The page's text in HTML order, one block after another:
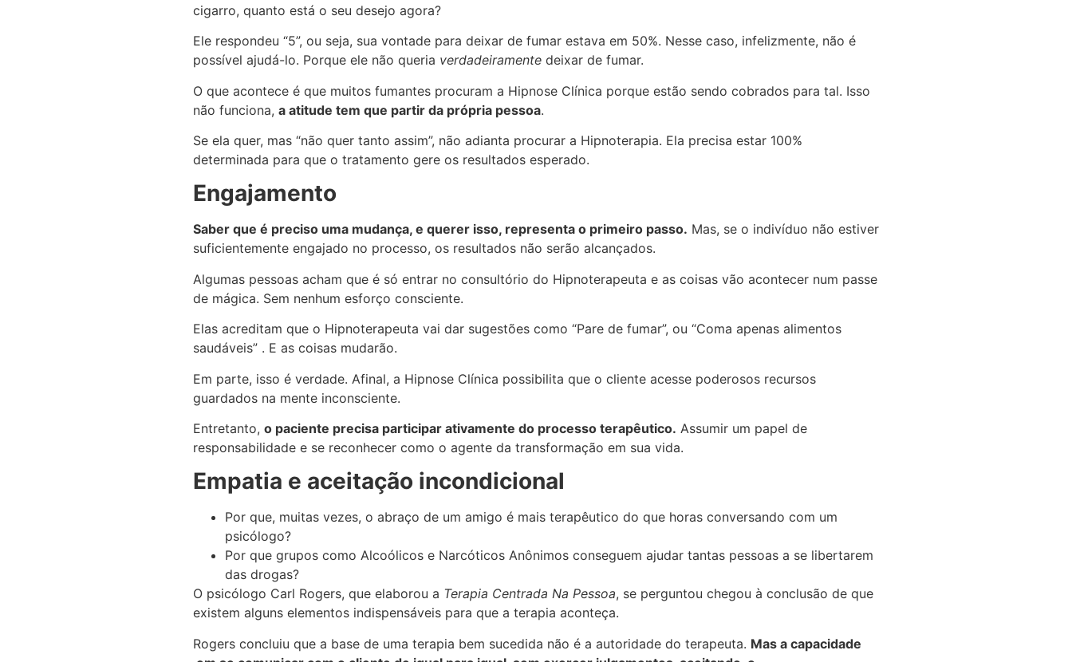
cigarro, quanto está o seu desejo agora?
Ele respondeu “5”, ou seja, sua vontade para deixar de fumar estava em 50%. Nesse caso, infelizmente, não é
possível ajudá-lo. Porque ele não queria verdadeiramente deixar de fumar.
O que acontece é que muitos fumantes procuram a Hipnose Clínica porque estão sendo cobrados para tal. Isso
não funciona, a atitude tem que partir da própria pessoa.
Se ela quer, mas “não quer tanto assim”, não adianta procurar a Hipnoterapia. Ela precisa estar 100%
determinada para que o tratamento gere os resultados esperado.
Engajamento
Saber que é preciso uma mudança, e querer isso, representa o primeiro passo. Mas, se o indivíduo não estiver
suficientemente engajado no processo, os resultados não serão alcançados.
Algumas pessoas acham que é só entrar no consultório do Hipnoterapeuta e as coisas vão acontecer num passe
de mágica. Sem nenhum esforço consciente.
Elas acreditam que o Hipnoterapeuta vai dar sugestões como “Pare de fumar”, ou “Coma apenas alimentos
saudáveis” . E as coisas mudarão.
Em parte, isso é verdade. Afinal, a Hipnose Clínica possibilita que o cliente acesse poderosos recursos
guardados na mente inconsciente.
Entretanto, o paciente precisa participar ativamente do processo terapêutico. Assumir um papel de
responsabilidade e se reconhecer como o agente da transformação em sua vida.
Empatia e aceitação incondicional
Por que, muitas vezes, o abraço de um amigo é mais terapêutico do que horas conversando com um
psicólogo?
Por que grupos como Alcoólicos e Narcóticos Anônimos conseguem ajudar tantas pessoas a se libertarem
das drogas?
O psicólogo Carl Rogers, que elaborou a Terapia Centrada Na Pessoa, se perguntou chegou à conclusão de que
existem alguns elementos indispensáveis para que a terapia aconteça.
Rogers concluiu que a base de uma terapia bem sucedida não é a autoridade do terapeuta. Mas a capacidade